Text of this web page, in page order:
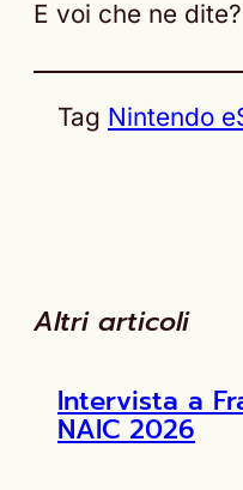
E voi che ne
Tag Nintendo
Altri articoli
Intervista a
NAIC 2026